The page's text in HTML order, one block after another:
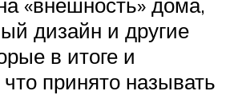
дизайн и другие
в итоге и
принято называть